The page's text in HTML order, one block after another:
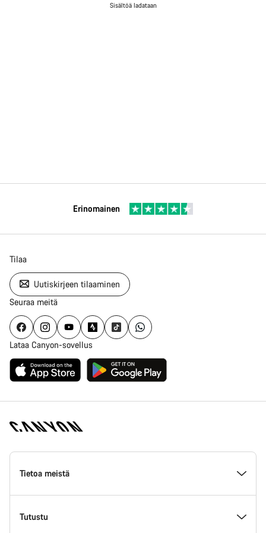
Sisältöä ladataan
Erinomainen
Tilaa
Uutiskirjeen tilaaminen
Seuraa meitä
Lataa Canyon-sovellus
Canyon
Homepage
Tietoa meistä
Inside Canyon
Tutustu